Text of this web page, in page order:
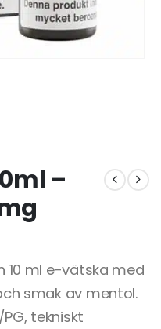
–
10 ml e-vätska med
smak av mentol.
tekniskt